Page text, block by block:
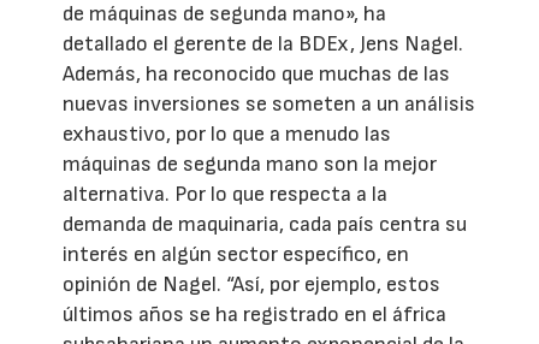
de máquinas de segunda mano», ha
detallado el gerente de la BDEx, Jens Nagel.
Además, ha reconocido que muchas de las
nuevas inversiones se someten a un análisis
exhaustivo, por lo que a menudo las
máquinas de segunda mano son la mejor
alternativa. Por lo que respecta a la
demanda de maquinaria, cada país centra su
interés en algún sector específico, en
opinión de Nagel. “Así, por ejemplo, estos
últimos años se ha registrado en el áfrica